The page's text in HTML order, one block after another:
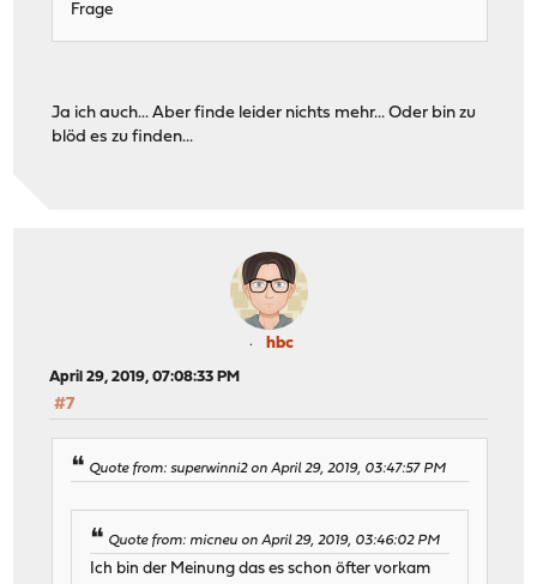
Frage
Ja ich auch... Aber finde leider nichts mehr... Oder bin zu
blöd es zu finden...
hbc
April 29, 2019, 07:08:33 PM
#7
Quote from: superwinni2 on April 29, 2019, 03:47:57 PM
Quote from: micneu on April 29, 2019, 03:46:02 PM
Ich bin der Meinung das es schon öfter vorkam